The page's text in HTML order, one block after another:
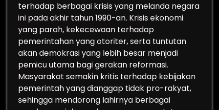
terhadap berbagai krisis yang melanda negara
ini pada akhir tahun 1990-an. Krisis ekonomi
yang parah, kekecewaan terhadap
pemerintahan yang otoriter, serta tuntutan
akan demokrasi yang lebih besar menjadi
pemicu utama bagi gerakan reformasi.
Masyarakat semakin kritis terhadap kebijakan
pemerintah yang dianggap tidak pro-rakyat,
sehingga mendorong lahirnya berbagai